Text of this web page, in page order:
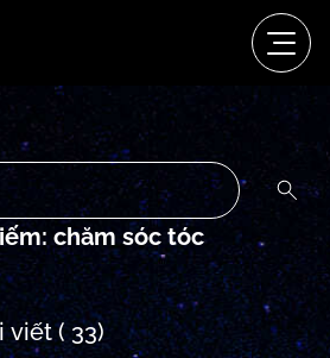
chăm sóc tóc
Bài viết ( 33)